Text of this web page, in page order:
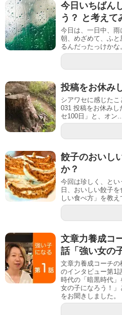
今日いちばん
う？ と考えて
今日は、一日中、雨
朝、めざめて、ふ
るんだったっけかな
投稿をお休み
シアワセに感じた
031 投稿をお休みし
セ100日」と、オン
餃子のおいし
か？
今回は珍しく、と
日、おいしい餃子
しい食べ方」を教
文章力養成コ
話「強い女の
文章力養成コーチ
のインタビュー第1
時代の「暗黒時代
女の子になろう！
をお聞きしました。